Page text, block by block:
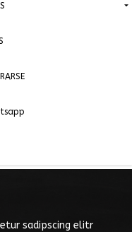
sadipscing elitr